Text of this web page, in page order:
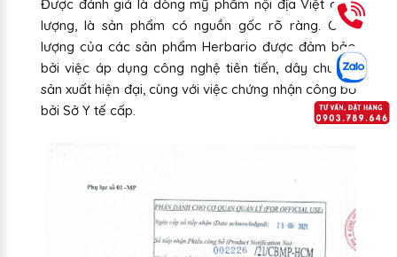
Được đánh giá là dòng mỹ phẩm nội địa Việt chất
lượng, là sản phẩm có nguồn gốc rõ ràng. Chất
lượng của các sản phẩm Herbario được đảm bảo
bởi việc áp dụng công nghệ tiên tiến, dây chuyền
sản xuất hiện đại, cùng với việc chứng nhận công bố
bởi Sở Y tế cấp.